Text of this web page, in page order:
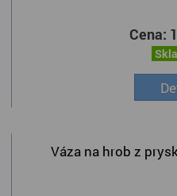
Cena:
Váza na hrob z